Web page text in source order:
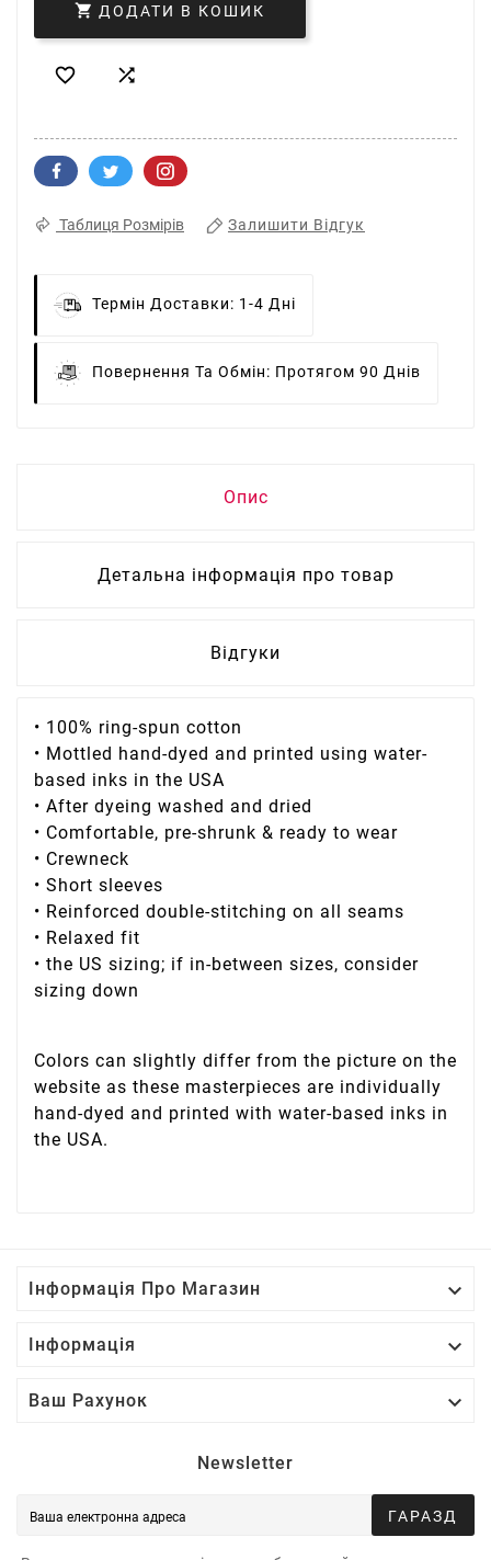
 ДОДАТИ В КОШИК
 
Таблиця Розмірів Залишити Відгук
Термін Доставки: 1-4 Дні
Повернення Та Обмін: Протягом 90 Днів
Опис
Детальна інформація про товар
Відгуки
• 100% ring-spun cotton
• Mottled hand-dyed and printed using water-
based inks in the USA
• After dyeing washed and dried
• Comfortable, pre-shrunk & ready to wear
• Crewneck
• Short sleeves
• Reinforced double-stitching on all seams
• Relaxed fit
• the US sizing; if in-between sizes, consider
sizing down
Colors can slightly differ from the picture on the
website as these masterpieces are individually
hand-dyed and printed with water-based inks in
the USA.
Інформація Про Магазин 
Інформація 
Ваш Рахунок 
Newsletter
ГАРАЗД